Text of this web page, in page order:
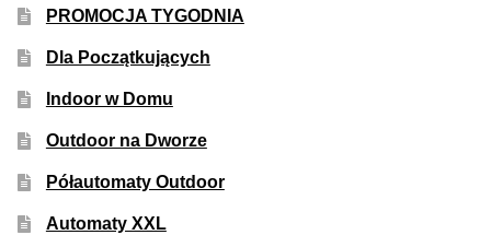
PROMOCJA TYGODNIA
Dla Początkujących
Indoor w Domu
Outdoor na Dworze
Półautomaty Outdoor
Automaty XXL